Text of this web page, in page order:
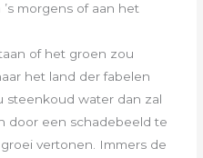
morgens of aan het
of het groen zou
het land der fabelen
steenkoud water dan zal
door een schadebeeld te
vertonen.
Immers de